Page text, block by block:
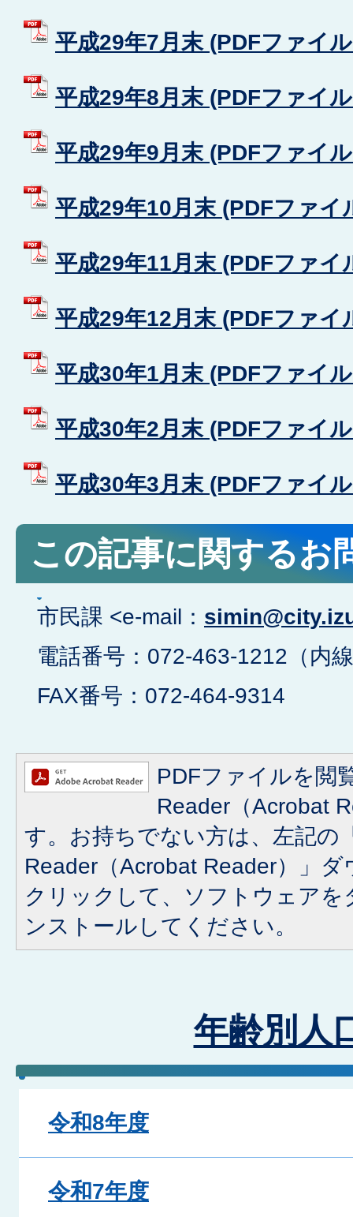
平成29年7月末 (PDFファイ
平成29年8月末 (PDFファイ
平成29年9月末 (PDFファイ
平成29年10月末 (PDFファイ
平成29年11月末 (PDFファイ
平成29年12月末 (PDFファイ
平成30年1月末 (PDFファイ
平成30年2月末 (PDFファイ
平成30年3月末 (PDFファイ
この記事に関するお
市民課 <e-mail：
電話番号：072-463-1212（内
FAX番号：072-464-9314
PDFファイルを閲
Reader（Acrobat
す。お持ちでない方は、左記の
Reader（Acrobat Reader）」
クリックして、ソフトウェア
ンストールしてください。
年齢別人
令和8年度
令和7年度